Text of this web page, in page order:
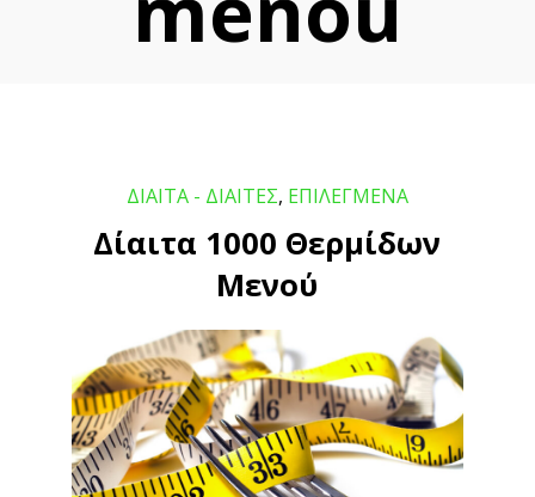
ΔΙΑΙΤΑ - ΔΙΑΙΤΕΣ, ΕΠΙΛΕΓΜΕΝΑ
Δίαιτα 1000 Θερμίδων
Μενού